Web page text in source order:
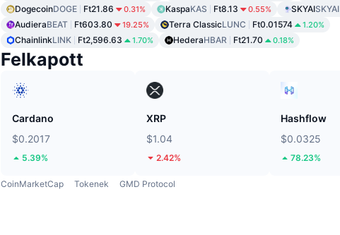
DogecoinDOGE Ft21.86 0.31% KaspaKAS Ft8.13 0.55% SKYAISKYAI
AudieraBEAT Ft603.80 19.25% Terra ClassicLUNC Ft0.01574 1.20%
ChainlinkLINK Ft2,596.63 1.70% HederaHBAR Ft21.70 0.18%
Felkapott
Cardano
$0.2017
5.39%
XRP
$1.04
2.42%
Hashflow
$0.0325
78.23%
CoinMarketCap Tokenek GMD Protocol